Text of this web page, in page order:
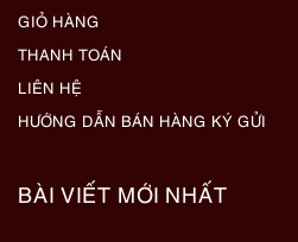
GIỎ HÀNG
THANH TOÁN
LIÊN HỆ
HƯỚNG DẪN BÁN HÀNG KÝ GỬI
BÀI VIẾT MỚI NHẤT